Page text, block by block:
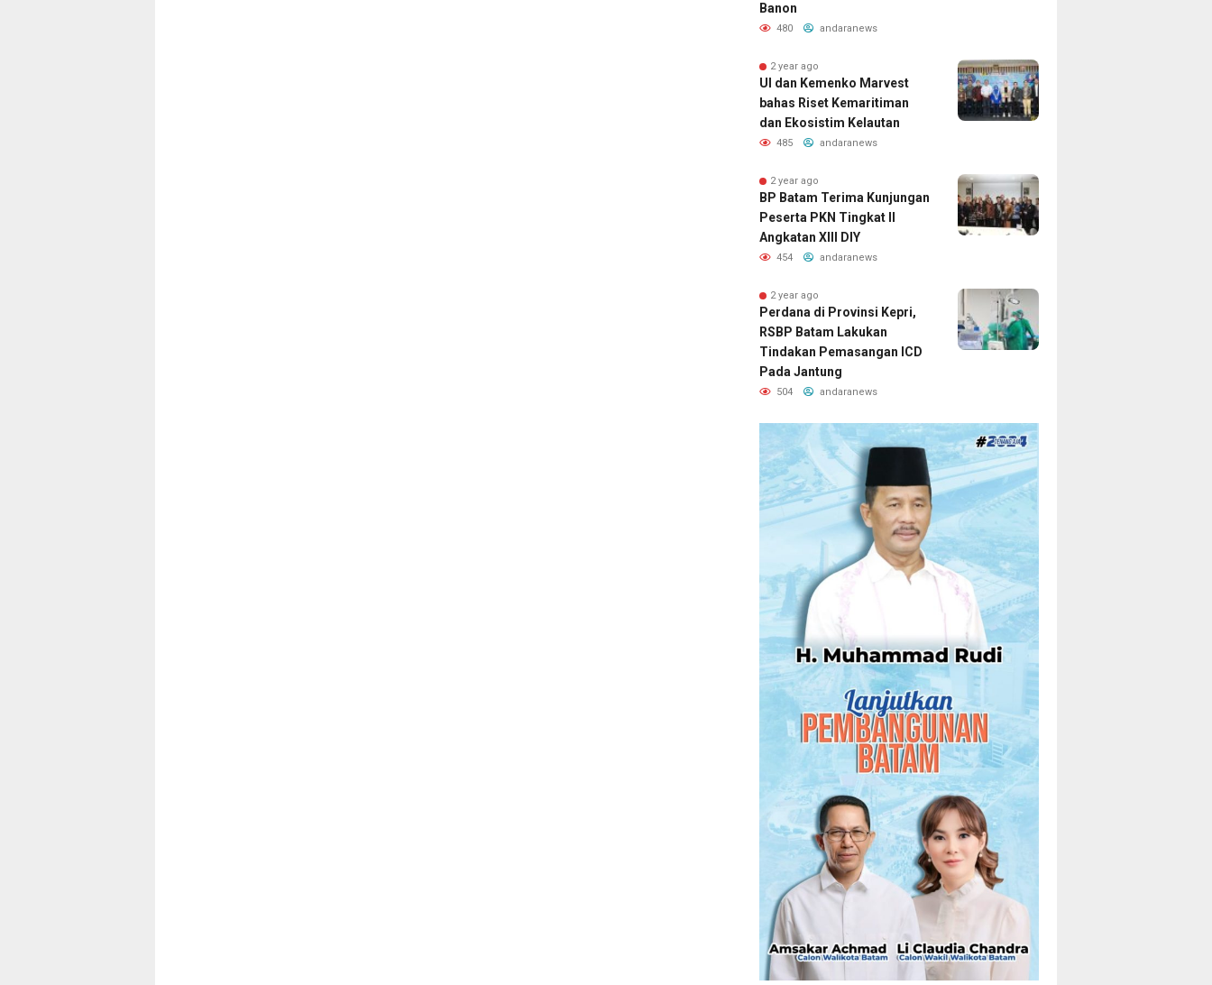
Banon
480 andaranews
2 year ago
UI dan Kemenko Marvest
bahas Riset Kemaritiman
dan Ekosistim Kelautan
485 andaranews
2 year ago
BP Batam Terima Kunjungan
Peserta PKN Tingkat II
Angkatan XIII DIY
454 andaranews
2 year ago
Perdana di Provinsi Kepri,
RSBP Batam Lakukan
Tindakan Pemasangan ICD
Pada Jantung
504 andaranews